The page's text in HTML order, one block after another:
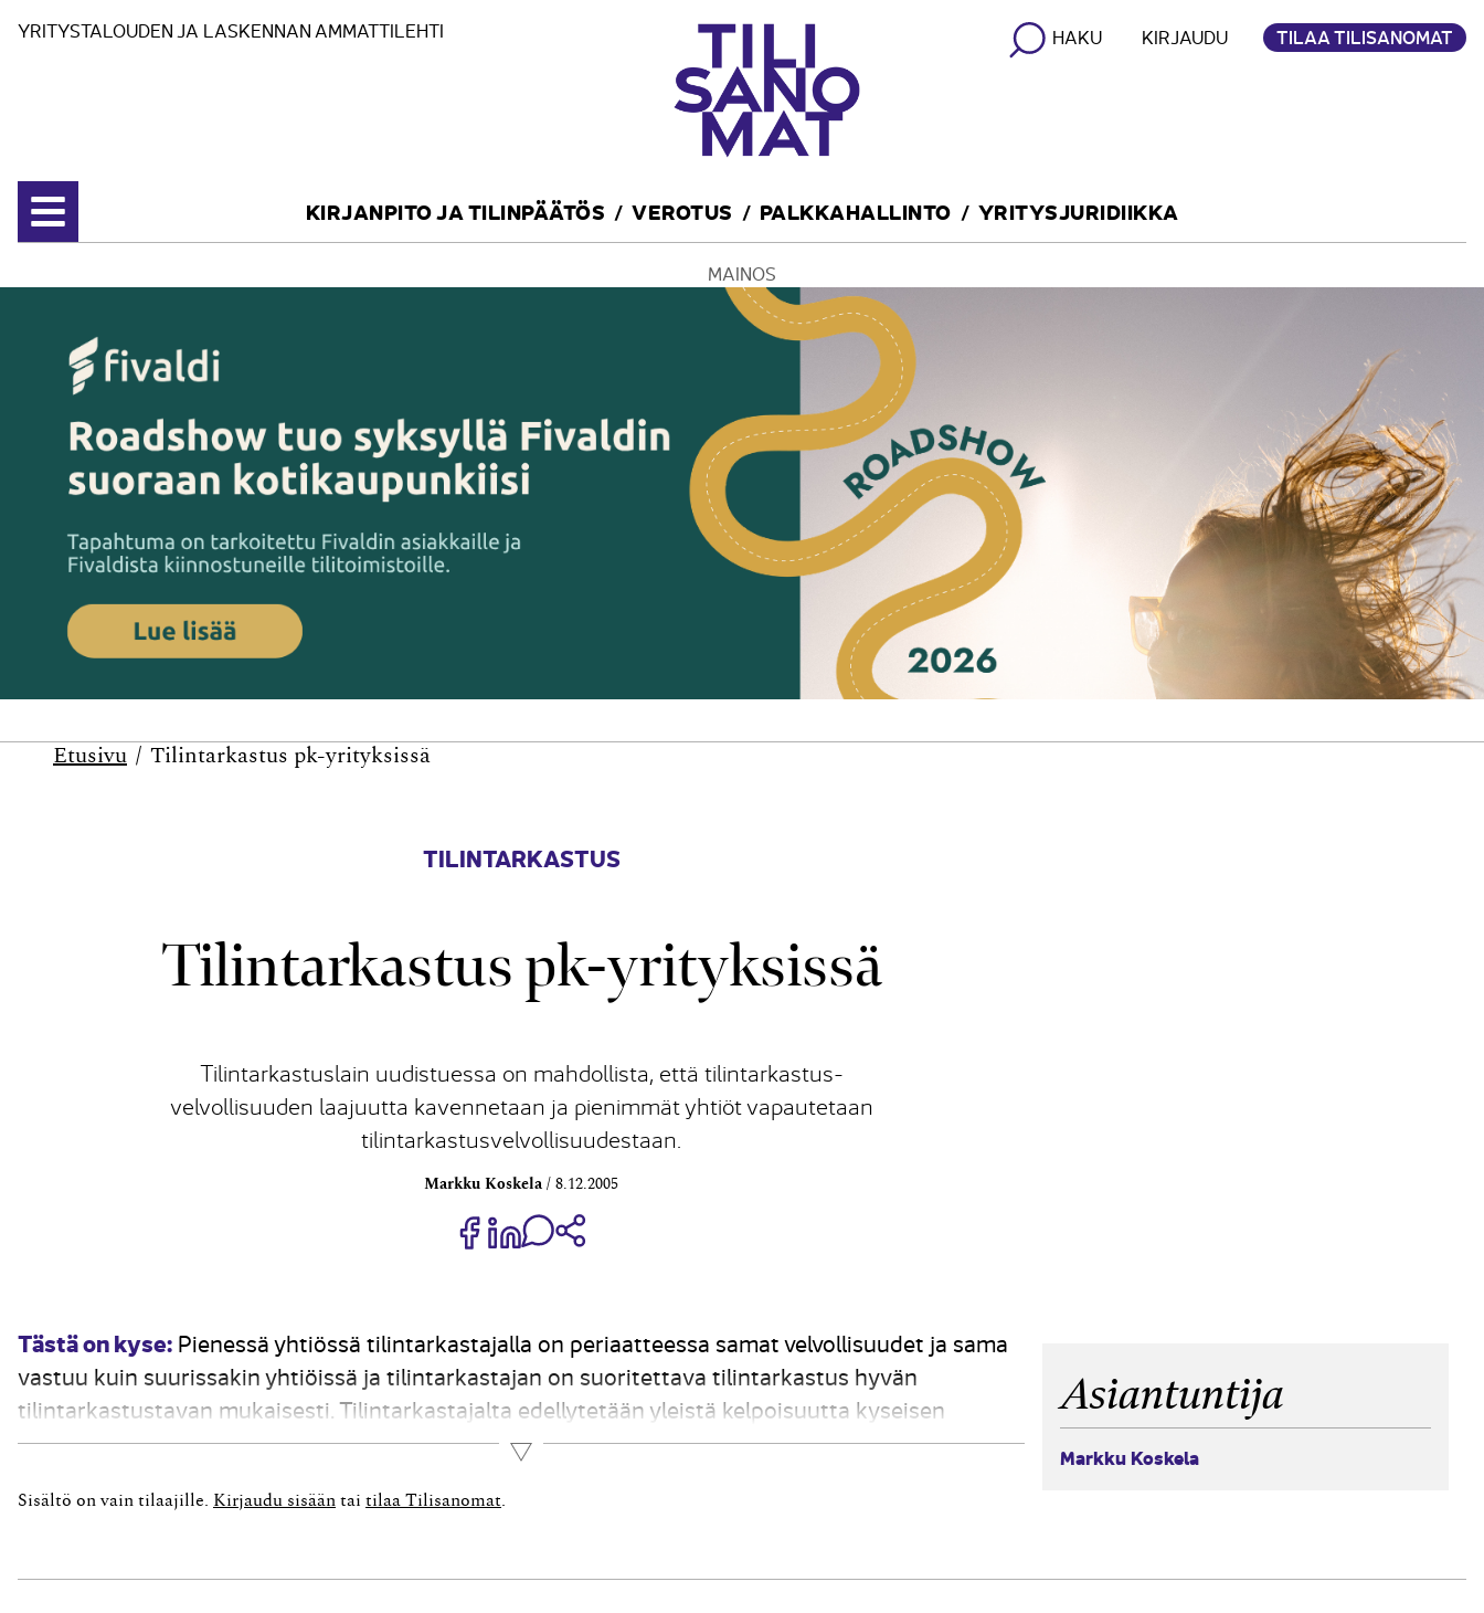
YRITYSTALOUDEN JA LASKENNAN AMMATTILEHTI HAKU KIRJAUDU TILAA TILISANOMAT
Avaa valikko
KIRJANPITO JA TILINPÄÄTÖS VEROTUS PALKKAHALLINTO YRITYSJURIDIIKKA
MAINOS
Etusivu Tilintarkastus pk-yrityksissä
TILINTARKASTUS
Tilintarkastus pk-yrityksissä
Tilintarkastuslain uudistuessa on mahdollista, että tilintarkastus-
velvollisuuden laajuutta kavennetaan ja pienimmät yhtiöt vapautetaan
tilintarkastusvelvollisuudestaan.
Markku Koskela 8.12.2005
Jaa Share on Facebook
Jaa Share on LinkedIn
Jaa WhatsApp-viestinä
Tästä on kyse: Pienessä yhtiössä tilintarkastajalla on periaatteessa samat velvollisuudet ja sama
vastuu kuin suurissakin yhtiöissä ja tilintarkastajan on suoritettava tilintarkastus hyvän
tilintarkastustavan mukaisesti. Tilintarkastajalta edellytetään yleistä kelpoisuutta kyseisen
tarkastustehtävän suorittamiseen sekä riippumattomuutta ja esteettömyyttä ja häntä koskee
Lue lisää
Sisältö on vain tilaajille. Kirjaudu sisään tai tilaa Tilisanomat
Asiantuntija
Markku Koskela